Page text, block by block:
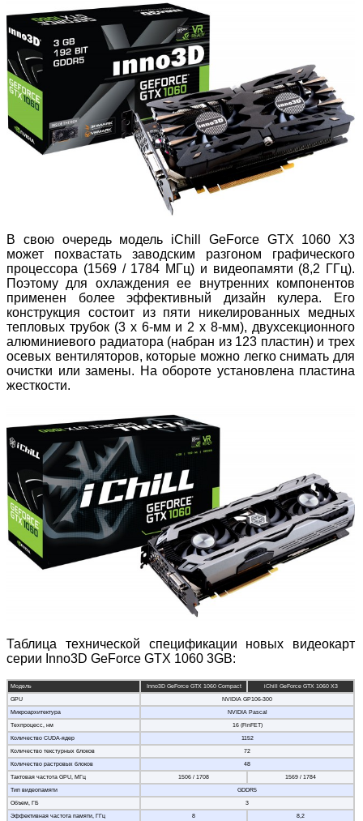
В свою очередь модель iChill GeForce GTX 1060 X3
может похвастать заводским разгоном графического
процессора (1569 / 1784 МГц) и видеопамяти (8,2 ГГц).
Поэтому для охлаждения ее внутренних компонентов
применен более эффективный дизайн кулера. Его
конструкция состоит из пяти никелированных медных
тепловых трубок (3 х 6-мм и 2 х 8-мм), двухсекционного
алюминиевого радиатора (набран из 123 пластин) и трех
осевых вентиляторов, которые можно легко снимать для
очистки или замены. На обороте установлена пластина
жесткости.
Таблица технической спецификации новых видеокарт
серии Inno3D GeForce GTX 1060 3GB:
Модель Inno3D GeForce GTX 1060 Compact
iChill GeForce GTX 1060 X3
GPU
NVIDIA GP106-300
Микроархитектура
NVIDIA Pascal
Техпроцесс, нм
16 (FinFET)
Количество CUDA-ядер
1152
Количество текстурных блоков
72
Количество растровых блоков
48
Тактовая частота GPU, МГц
1506 / 1708
1569 / 1784
Тип видеопамяти
GDDR5
Объем, ГБ
3
Эффективная частота памяти, ГГц
8
8,2